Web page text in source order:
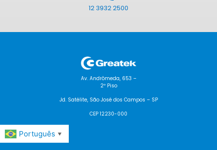
12 3932 2500
Av. Andrômeda, 653 –
2º Piso
Jd. Satélite, São José dos Campos – SP
CEP 12230-000
Português ▼